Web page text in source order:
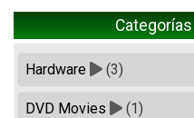
Categorías
Hardware (3)
DVD Movies (1)